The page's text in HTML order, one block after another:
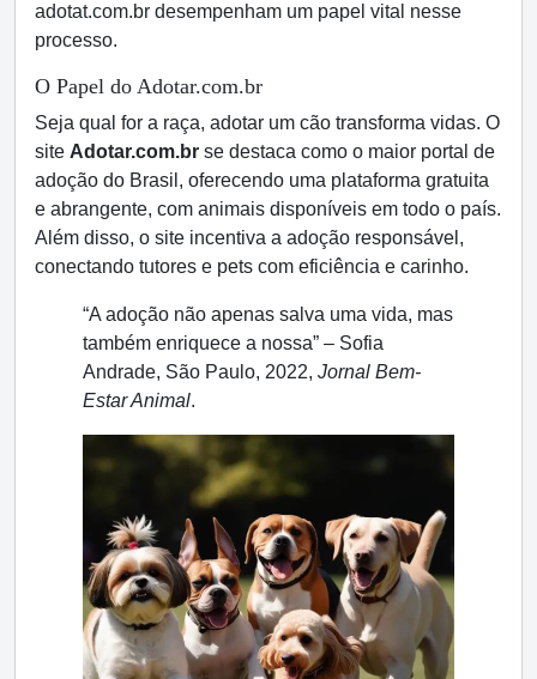
adotat.com.br desempenham um papel vital nesse
processo.
O Papel do Adotar.com.br
Seja qual for a raça, adotar um cão transforma vidas. O
site Adotar.com.br se destaca como o maior portal de
adoção do Brasil, oferecendo uma plataforma gratuita
e abrangente, com animais disponíveis em todo o país.
Além disso, o site incentiva a adoção responsável,
conectando tutores e pets com eficiência e carinho.
“A adoção não apenas salva uma vida, mas
também enriquece a nossa” – Sofia
Andrade, São Paulo, 2022, Jornal Bem-
Estar Animal.